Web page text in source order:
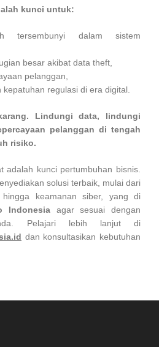
kunci untuk:
tersembunyi dalam sistem
besar akibat data theft,
pelanggan,
kepatuhan regulasi di era digital.
Lindungi data, lindungi
pelanggan di tengah
risiko.
adalah kunci pertumbuhan bisnis.
solusi terbaik, mulai dari
hingga keamanan siber, yang di
Indonesia agar sesuai dengan
Pelajari lebih lanjut di
dan konsultasikan kebutuhan